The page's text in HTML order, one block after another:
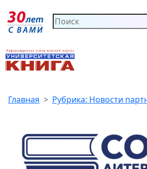
Главная Рубрика: Новости